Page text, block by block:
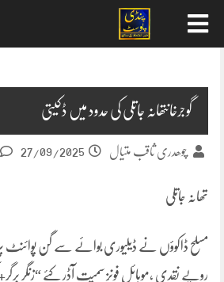
گوجرخانتھانہ جاتلی کی حدود میں ڈکیتی
چوھدری ثاقب متیال 27/09/2025
تھانہ جاتلی
روپے نقدی ،موبائل فونز سمیت آڈر کئے “زنگر